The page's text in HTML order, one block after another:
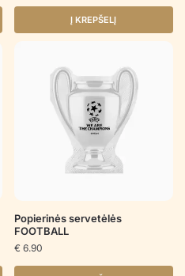
Į KREPŠELĮ
Popierinės servetėlės
FOOTBALL
€ 6.90